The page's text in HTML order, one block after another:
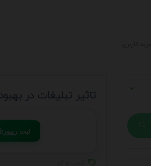
تاثیر تبلیغات در
📰 ثبت